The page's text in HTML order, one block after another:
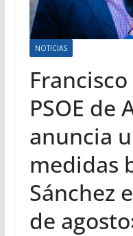
NOTICIAS
PSOE de
anuncia
medidas
Sánchez
de